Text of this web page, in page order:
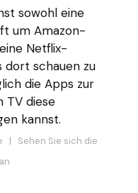
sowohl eine
um Amazon-
Netflix-
dort schauen zu
die Apps zur
TV diese
kannst.
| Sehen Sie sich die